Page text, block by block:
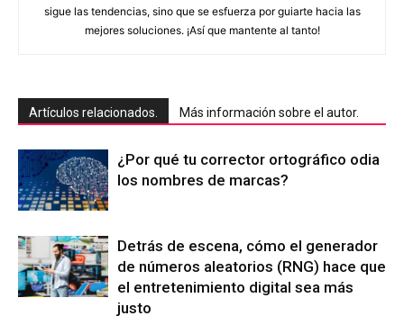
sigue las tendencias, sino que se esfuerza por guiarte hacia las
mejores soluciones. ¡Así que mantente al tanto!
Artículos relacionados. Más información sobre el autor.
¿Por qué tu corrector ortográfico odia
los nombres de marcas?
Detrás de escena, cómo el generador
de números aleatorios (RNG) hace que
el entretenimiento digital sea más
justo